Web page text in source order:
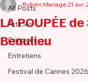
All Posts
Articles
Critiques
Entretiens
Festival de Cannes 2026
LA POUPÉE
Beaulieu
Ruben Mariage 21 avr.